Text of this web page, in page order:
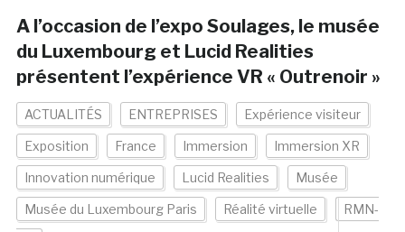
A l’occasion de l’expo Soulages, le musée
du Luxembourg et Lucid Realities
présentent l’expérience VR « Outrenoir »
ACTUALITÉS ENTREPRISES Expérience visiteur
Exposition France Immersion Immersion XR
Innovation numérique Lucid Realities Musée
Musée du Luxembourg Paris Réalité virtuelle RMN-